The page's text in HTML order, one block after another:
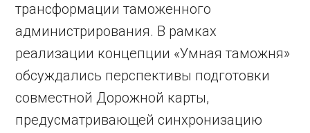
трансформации таможенного
администрирования. В рамках
реализации концепции «Умная таможня»
обсуждались перспективы подготовки
совместной Дорожной карты,
предусматривающей синхронизацию